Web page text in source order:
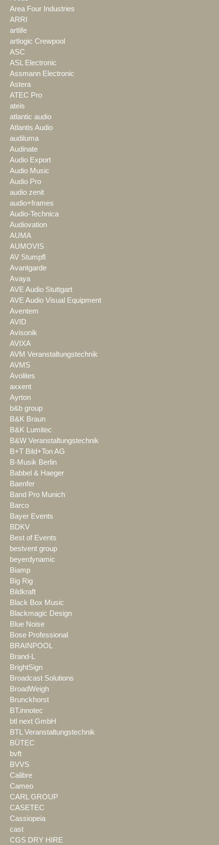
Area Four Industries
ARRI
artlife
artlogic Crewpool
ASC
ASL Electronic
Assmann Electronic
Astera
ATEC Pro
ateis
atlantic audio
Atlantis Audio
audiluma
Audinate
Audio Export
Audio Music
Audio Pro
audio zenit
audio+frames
Audio-Technica
Audiovation
AUMA
AUMOVIS
AV Stumpfl
Avantgarde
Avaya
AVE Audio Stuttgart
AVE Audio Visual Equipment
Aventem
AVID
Avisonik
AVIXA
AVM Veranstaltungstechnik
AVMS
Avolites
axxent
Ayrton
b&b group
B&K Braun
B&K Lumitec
B&W Veranstaltungstechnik
B+T Bild+Ton AG
B-Musik Berlin
Babbel & Haeger
Baenfer
Band Pro Munich
Barco
Bayer Events
BDKV
Best of Events
bestvent group
beyerdynamic
Biamp
Big Rig
Bildkraft
Black Box Music
Blackmagic Design
Blue Noise
Bose Professional
BRAINPOOL
Brand-L
BrightSign
Broadcast Solutions
BroadWeigh
Brunckhorst
BT.innotec
btl next GmbH
BTL Veranstaltungstechnik
BÜTEC
bvft
BVVS
Calibre
Cameo
CARL GROUP
CASETEC
Cassiopeia
cast
CGS DRY HIRE